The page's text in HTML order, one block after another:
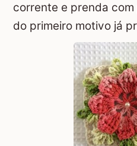
corrente e prenda
do primeiro motivo já